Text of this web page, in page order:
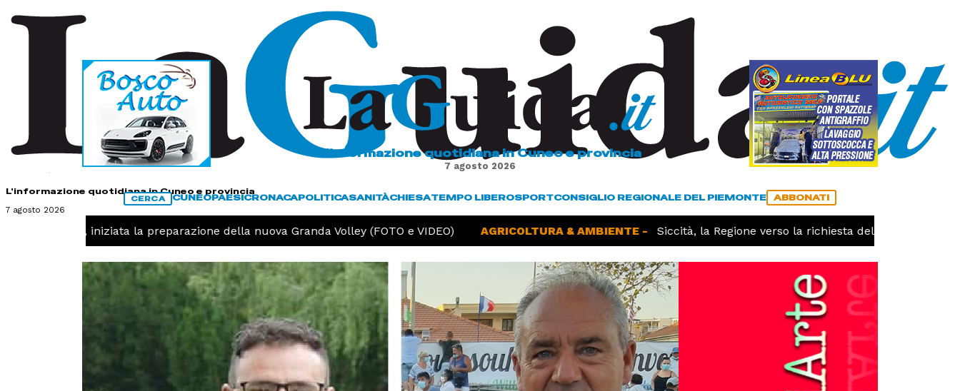
L'informazione quotidiana in Cuneo e provincia
7 agosto 2026
L'informazione quotidiana in Cuneo e provincia
7 agosto 2026
CERCA CUNEOPAESICRONACAPOLITICASANITÀCHIESATEMPO LIBEROSPORTCONSIGLIO REGIONALE DEL PIEMONTE ABBONATI
Pallavolo, iniziata la preparazione della nuova Granda Volley (FOTO e VIDEO) AGRICOLTURA & AMBIENTE - Siccità, la Regione verso la richiesta dello stato di